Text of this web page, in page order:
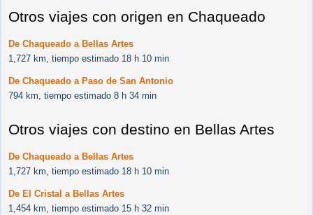
Otros viajes con origen en Chaqueado
De Chaqueado a Bellas Artes
1,727 km, tiempo estimado 18 h 10 min
De Chaqueado a Paso de San Antonio
794 km, tiempo estimado 8 h 34 min
Otros viajes con destino en Bellas Artes
De Chaqueado a Bellas Artes
1,727 km, tiempo estimado 18 h 10 min
De El Cristal a Bellas Artes
1,454 km, tiempo estimado 15 h 32 min